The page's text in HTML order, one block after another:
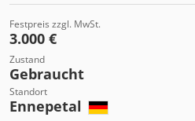
Festpreis zzgl. MwSt.
3.000 €
Zustand
Gebraucht
Standort
Ennepetal